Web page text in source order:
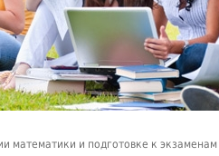
математики и подготовке к экзаменам